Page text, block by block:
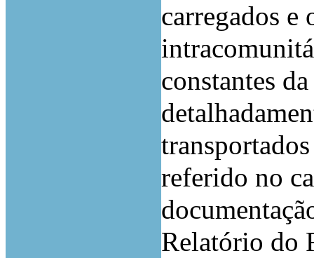
carregados e
constantes
referido no
Relatório do